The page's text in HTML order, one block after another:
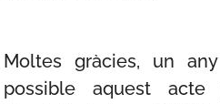
Moltes gràcies, un
possible aquest